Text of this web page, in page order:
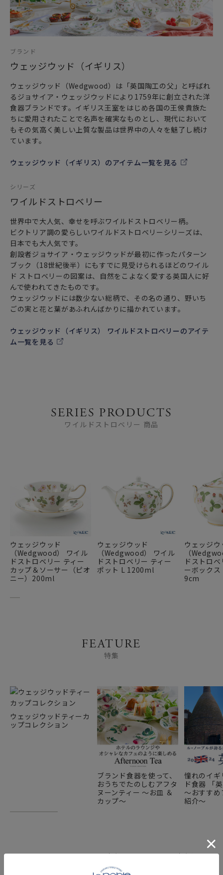
ブランド
ウェッジウッド（イギリス）
ウェッジウッド（Wedgwood）は「英国陶工の父」と呼ばれ
るジョサイア・ウェッジウッドにより1759年に創立された洋
食器ブランドです。イギリス王室をはじめ各国の王侯貴族た
ちに愛用されたことで名声を確実なものとし、現代において
もその気高く美しい上質な製品は世界中の人々を魅了し続け
ています。
ウェッジウッド（イギリス）のアイテム一覧を見る
シリーズ
ワイルドストロベリー
世界中で大人気、幸せを呼ぶワイルドストロベリー柄。
ビクトリア調の愛らしいワイルドストロベリーシリーズは、
日本でも大人気です。
創設者ジョサイア・ウェッジウッドが最初に作ったパターン
ブック（18世紀後半）にもすでに見受けられるほどのワイル
ド ストロベリーの図案は、自然をこよなく愛する英国人に好
んで使われてきたものです。
ウェッジウッドには数少ない総柄で、その名の通り、野いち
ごの実と花と葉があふれんばかりに描かれています。
ウェッジウッド（イギリス） ワイルドストロベリーのアイテ
ム一覧を見る
SERIES PRODUCTS
ワイルドストロベリー 商品
ウェッジウッド
（Wedgwood） ワイル
ドストロベリー ティー
カップ＆ソーサー（ピオ
ニー）200ml
ウェッジウッド
（Wedgwood） ワイル
ドストロベリー ティー
ポット L 1200ml
ウェッジウ
（
ドストロ
ーボック
9cm
FEATURE
特集
ウェッジウッドティーカ
ップコレクション
ブランド食器を使って、
おうちでたのしむアフタ
ヌーンティー ～お皿 ＆
カップ～
憧れのイ
ド食器 「
～おすす
紹介～
COMPONENT PRODUCTS
このセットの構成商品